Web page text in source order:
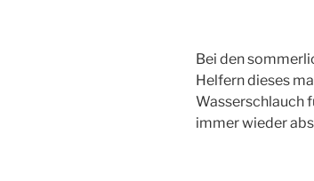
Bei den
Helfern dieses
Wasserschlauch
immer wieder